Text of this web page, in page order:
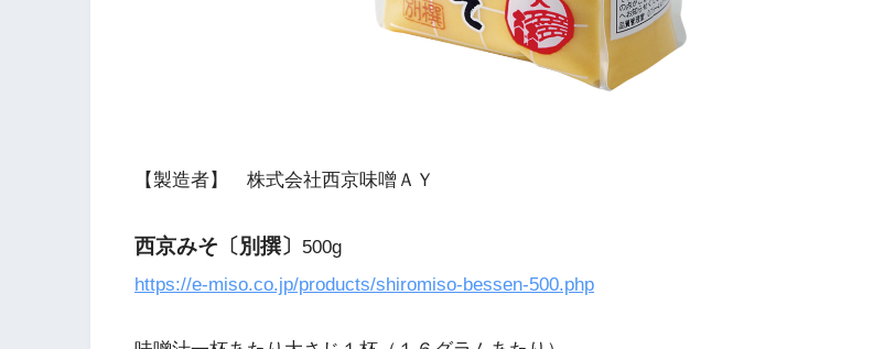
【製造者】 株式会社西京味噌ＡＹ
西京みそ〔別撰〕
500g
https://e-miso.co.jp/products/shiromiso-bessen-500.php